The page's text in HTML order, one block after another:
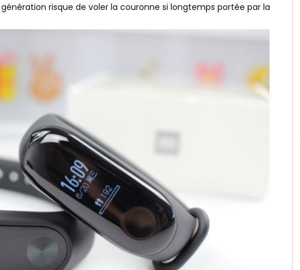
risque de voler la couronne si longtemps portée par la